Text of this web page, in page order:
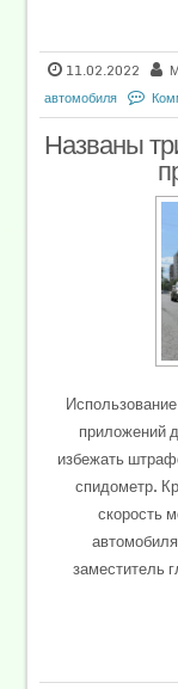
11.02.2022
автомобиля
Названы
приложений
избежать
спидометр.
скорость
заместитель